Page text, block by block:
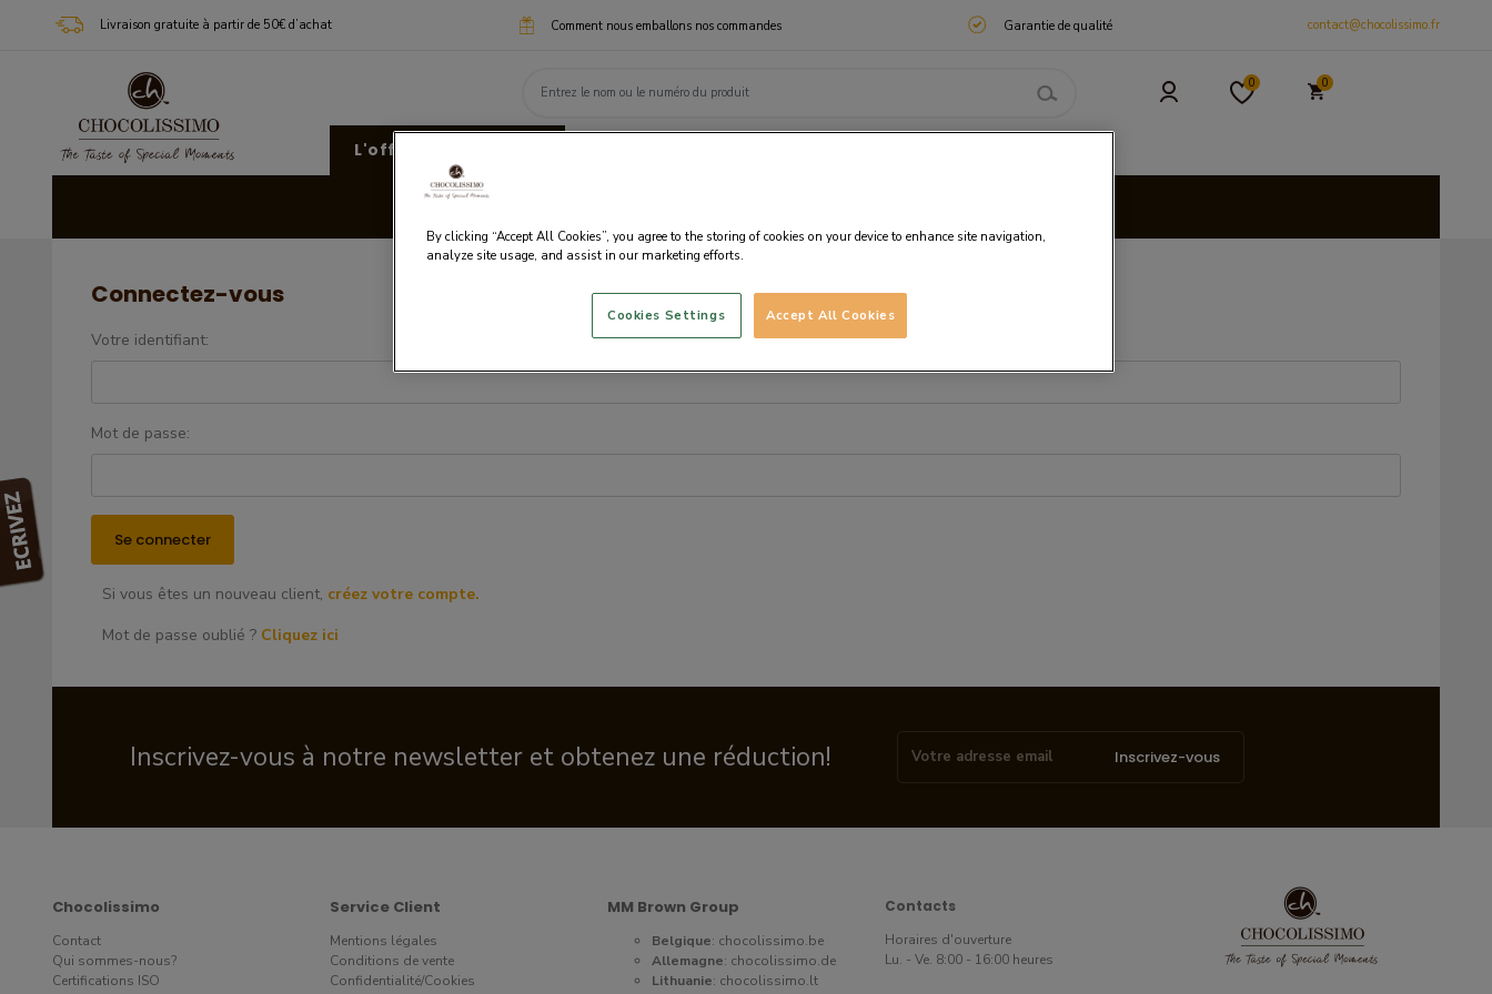
Livraison gratuite à partir de 50€ d’achat Comment nous emballons nos commandes Garantie de qualité contact@chocolissimo.fr
0 0
L'offre Chocolissimo
Connectez-vous
Votre identifiant:
Mot de passe:
Si vous êtes un nouveau client, créez votre compte.
Mot de passe oublié ? Cliquez ici
Inscrivez-vous à notre newsletter et obtenez une réduction! Inscrivez-vous
Chocolissimo
Contact
Qui sommes-nous?
Certifications ISO
Service Client
Mentions légales
Conditions de vente
Confidentialité/Cookies
MM Brown Group
Belgique: chocolissimo.be
Allemagne: chocolissimo.de
Lithuanie: chocolissimo.lt
Contacts
Horaires d'ouverture
Lu. - Ve. 8:00 - 16:00 heures
By clicking “Accept All Cookies”, you agree to the storing of cookies on your device to enhance site navigation,
analyze site usage, and assist in our marketing efforts.
Accept All Cookies
Cookies Settings